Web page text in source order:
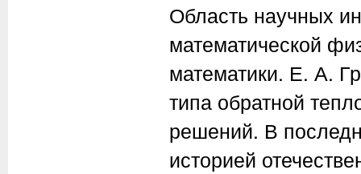
Область научных
математической
математики. Е. А.
типа обратной
решений. В
историей